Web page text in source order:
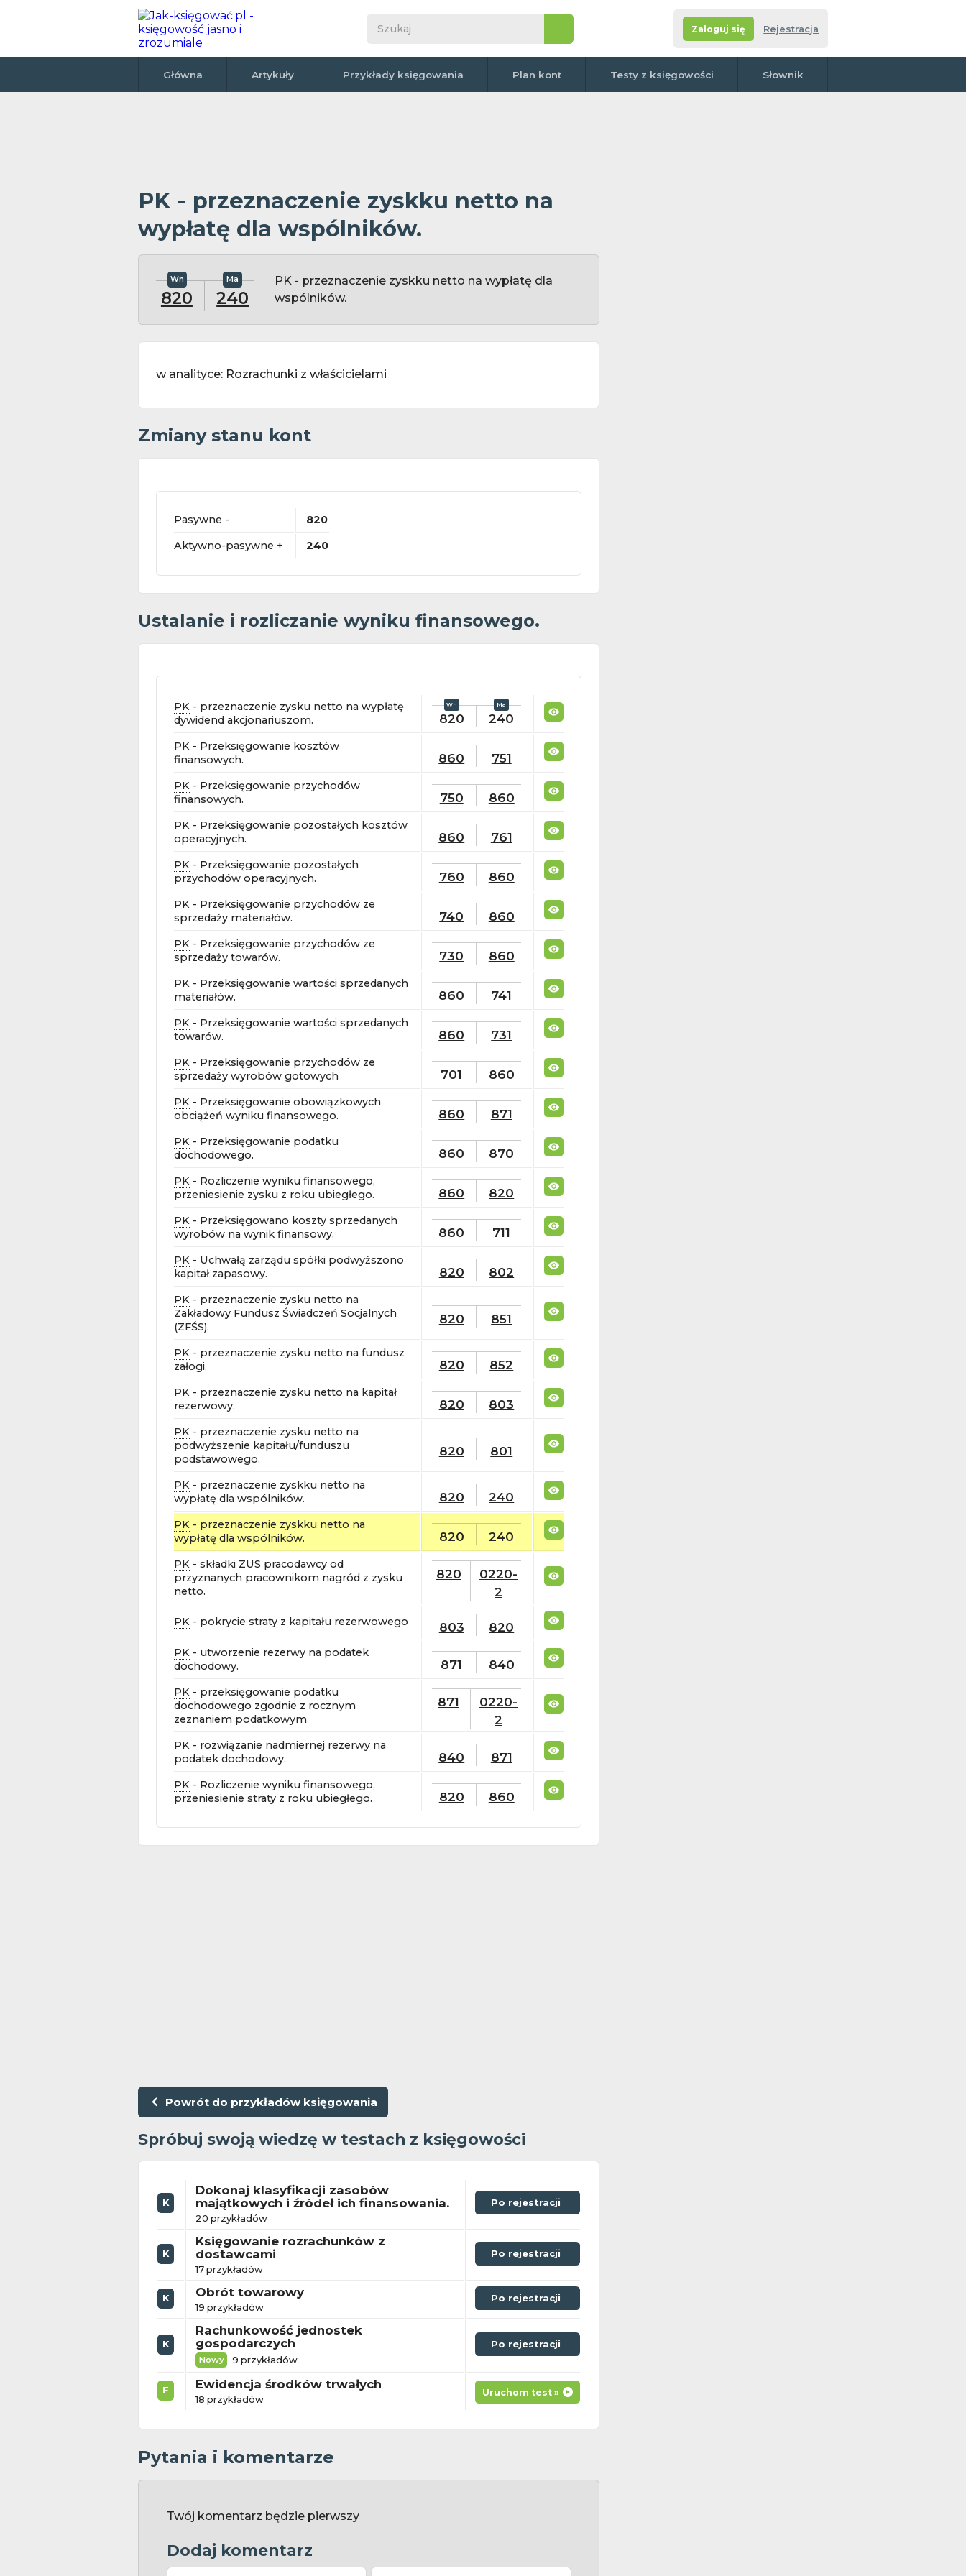
Zaloguj się Rejestracja
Główna Artykuły Przykłady księgowania Plan kont Testy z księgowości Słownik
PK - przeznaczenie zyskku netto na
wypłatę dla wspólników.
820 240
PK- przeznaczenie zyskku netto na wypłatę dla
wspólników.
w analityce: Rozrachunki z właścicielami
Zmiany stanu kont
Pasywne -
820
Aktywno-pasywne +
240
Ustalanie i rozliczanie wyniku finansowego.
PK- przeznaczenie zysku netto na wypłatę
dywidend akcjonariuszom.
820 240
PK- Przeksięgowanie kosztów
finansowych.
860 751
PK- Przeksięgowanie przychodów
finansowych.
750 860
PK- Przeksięgowanie pozostałych kosztów
operacyjnych.
860 761
PK- Przeksięgowanie pozostałych
przychodów operacyjnych.
760 860
PK- Przeksięgowanie przychodów ze
sprzedaży materiałów.
740 860
PK- Przeksięgowanie przychodów ze
sprzedaży towarów.
730 860
PK- Przeksięgowanie wartości sprzedanych
materiałów.
860 741
PK- Przeksięgowanie wartości sprzedanych
towarów.
860 731
PK- Przeksięgowanie przychodów ze
sprzedaży wyrobów gotowych
701 860
PK- Przeksięgowanie obowiązkowych
obciążeń wyniku finansowego.
860 871
PK- Przeksięgowanie podatku
dochodowego.
860 870
PK- Rozliczenie wyniku finansowego,
przeniesienie zysku z roku ubiegłego.
860 820
PK- Przeksięgowano koszty sprzedanych
wyrobów na wynik finansowy.
860 711
PK- Uchwałą zarządu spółki podwyższono
kapitał zapasowy.
820 802
PK- przeznaczenie zysku netto na
Zakładowy Fundusz Świadczeń Socjalnych
(ZFŚS).
820 851
PK- przeznaczenie zysku netto na fundusz
załogi.
820 852
PK- przeznaczenie zysku netto na kapitał
rezerwowy.
820 803
PK- przeznaczenie zysku netto na
podwyższenie kapitału/funduszu
podstawowego.
820 801
PK- przeznaczenie zyskku netto na
wypłatę dla wspólników.
820 240
PK- przeznaczenie zyskku netto na
wypłatę dla wspólników.
820 240
PK- składki ZUS pracodawcy od
przyznanych pracownikom nagród z zysku
netto.
820
0220-
2
PK- pokrycie straty z kapitału rezerwowego 803 820
PK- utworzenie rezerwy na podatek
dochodowy.
871 840
PK- przeksięgowanie podatku
dochodowego zgodnie z rocznym
zeznaniem podatkowym
871
0220-
2
PK- rozwiązanie nadmiernej rezerwy na
podatek dochodowy.
840 871
PK- Rozliczenie wyniku finansowego,
przeniesienie straty z roku ubiegłego.
820 860
Powrót do przykładów księgowania
Spróbuj swoją wiedzę w testach z księgowości
K
Dokonaj klasyfikacji zasobów
majątkowych i źródeł ich finansowania.
20 przykładów
Po rejestracji
K
Księgowanie rozrachunków z
dostawcami
17 przykładów
Po rejestracji
K Obrót towarowy
19 przykładów
Po rejestracji
K
Rachunkowość jednostek
gospodarczych
Nowy 9 przykładów
Po rejestracji
F Ewidencja środków trwałych
18 przykładów
Uruchom test »
Pytania i komentarze
Twój komentarz będzie pierwszy
Dodaj komentarz